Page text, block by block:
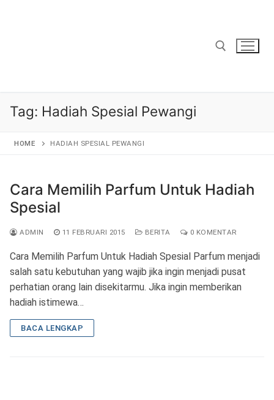
Tag: Hadiah Spesial Pewangi
HOME HADIAH SPESIAL PEWANGI
Cara Memilih Parfum Untuk Hadiah
Spesial
ADMIN 11 FEBRUARI 2015 BERITA 0 KOMENTAR
Cara Memilih Parfum Untuk Hadiah Spesial Parfum menjadi
salah satu kebutuhan yang wajib jika ingin menjadi pusat
perhatian orang lain disekitarmu. Jika ingin memberikan
hadiah istimewa…
BACA LENGKAP